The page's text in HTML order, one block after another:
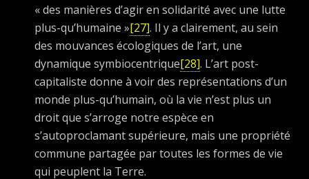
« des manières d’agir en solidarité avec une lutte
plus-qu’humaine »[27]. Il y a clairement, au sein
des mouvances écologiques de l’art, une
dynamique symbiocentrique[28]. L’art post-
capitaliste donne à voir des représentations d’un
monde plus-qu’humain, où la vie n’est plus un
droit que s’arroge notre espèce en
s’autoproclamant supérieure, mais une propriété
commune partagée par toutes les formes de vie
qui peuplent la Terre.